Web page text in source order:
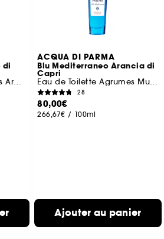
di
Eau de Toilette Agrumes Aromatiques
ACQUA DI PARMA
Blu Mediterraneo Arancia di
Capri
Eau de Toilette Agrumes Musqués
28
80,00€
266,67€ / 100ml
Ajouter au panier